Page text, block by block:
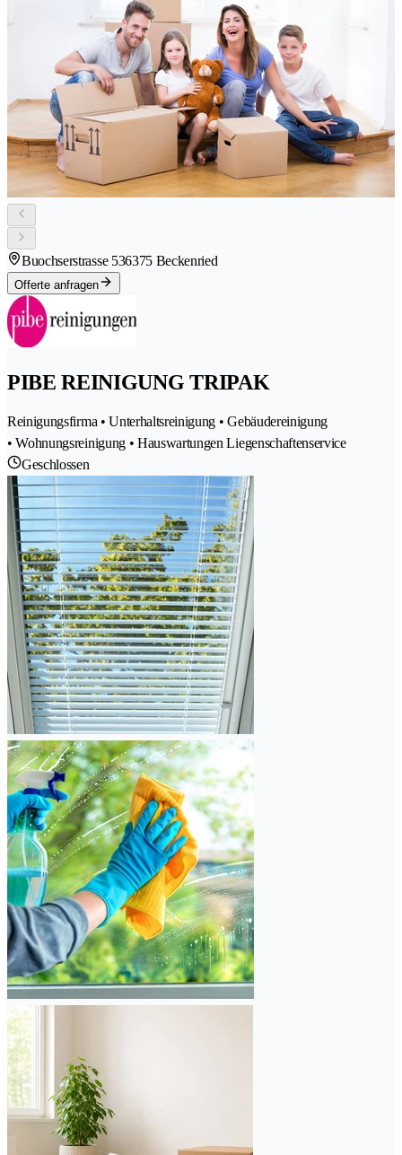
Buochserstrasse 536375 Beckenried
Offerte anfragen
PIBE REINIGUNG TRIPAK
Reinigungsfirma • Unterhaltsreinigung • Gebäudereinigung
• Wohnungsreinigung • Hauswartungen Liegenschaftenservice
Geschlossen